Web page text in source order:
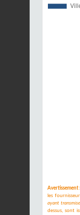
Avertissement :
les
ayant
dessus, sont